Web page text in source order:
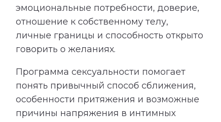
эмоциональные потребности, доверие,
отношение к собственному телу,
личные границы и способность открыто
говорить о желаниях.
Программа сексуальности помогает
понять привычный способ сближения,
особенности притяжения и возможные
причины напряжения в интимных